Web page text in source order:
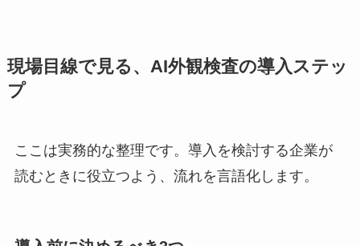
現場目線で見る、AI外観検査の導入ステッ
プ
ここは実務的な整理です。導入を検討する企業が
読むときに役立つよう、流れを言語化します。